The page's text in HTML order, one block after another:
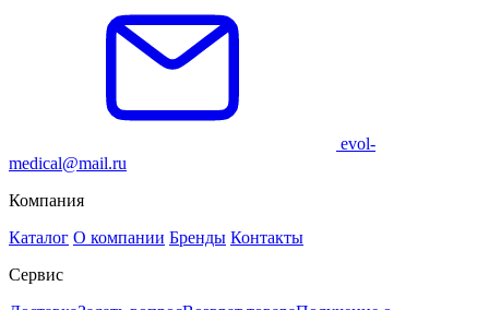
evol-
medical@mail.ru
Компания
Каталог О компании Бренды Контакты
Сервис